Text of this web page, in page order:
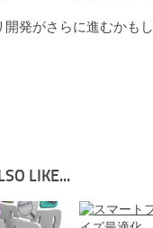
開発がさらに進むかもし
LIKE...